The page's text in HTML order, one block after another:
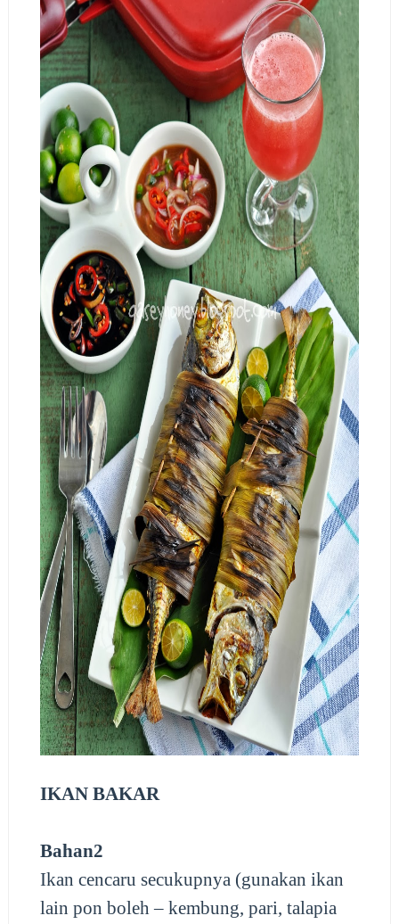
IKAN BAKAR
Bahan2
Ikan cencaru secukupnya (gunakan ikan
lain pon boleh – kembung, pari, talapia